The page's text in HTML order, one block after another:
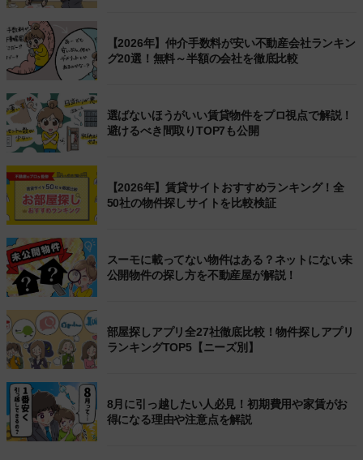
【2026年】仲介手数料が安い不動産会社ランキン
グ20選！無料～半額の会社を徹底比較
選ばないほうがいい賃貸物件をプロ視点で解説！
避けるべき間取りTOP7も公開
【2026年】賃貸サイトおすすめランキング！全
50社の物件探しサイトを比較検証
スーモに載ってない物件はある？ネットにない未
公開物件の探し方を不動産屋が解説！
部屋探しアプリ全27社徹底比較！物件探しアプリ
ランキングTOP5【ニーズ別】
8月に引っ越したい人必見！初期費用や家賃がお
得になる理由や注意点を解説